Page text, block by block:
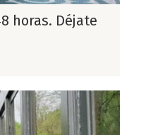
horas. Déjate